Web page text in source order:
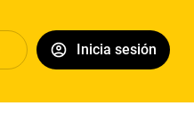
Inicia sesión